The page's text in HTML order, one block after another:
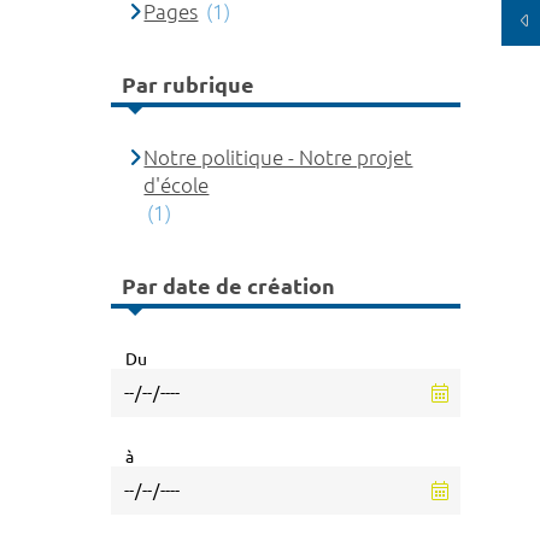
Pages (1)
Par rubrique
Notre politique - Notre projet
d'école
(1)
Par date de création
Du
à